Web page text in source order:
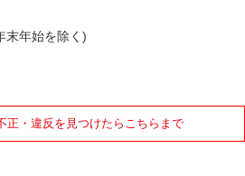
末年始を除く)
正・違反を見つけたらこちらまで